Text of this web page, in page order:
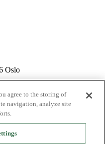
Oslo
agree to the storing of
navigation, analyze site